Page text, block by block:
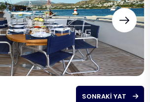
SONRAKI YAT